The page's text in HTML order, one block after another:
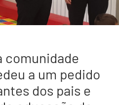
comunidade
a um pedido
dos pais e